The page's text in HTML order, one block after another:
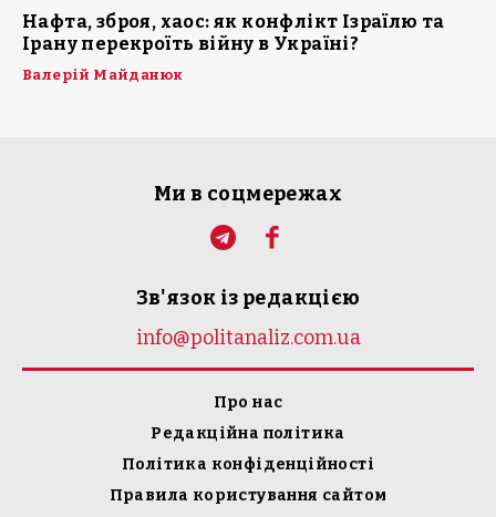
Нафта, зброя, хаос: як конфлікт Ізраїлю та
Ірану перекроїть війну в Україні?
Валерій Майданюк
Ми в соцмережах
Зв'язок із редакцією
info@politanaliz.com.ua
Про нас
Редакційна політика
Політика конфіденційності
Правила користування сайтом